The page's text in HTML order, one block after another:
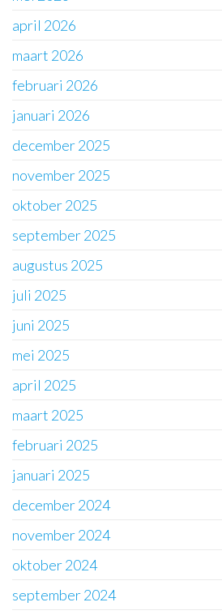
april 2026
maart 2026
februari 2026
januari 2026
december 2025
november 2025
oktober 2025
september 2025
augustus 2025
juli 2025
juni 2025
mei 2025
april 2025
maart 2025
februari 2025
januari 2025
december 2024
november 2024
oktober 2024
september 2024